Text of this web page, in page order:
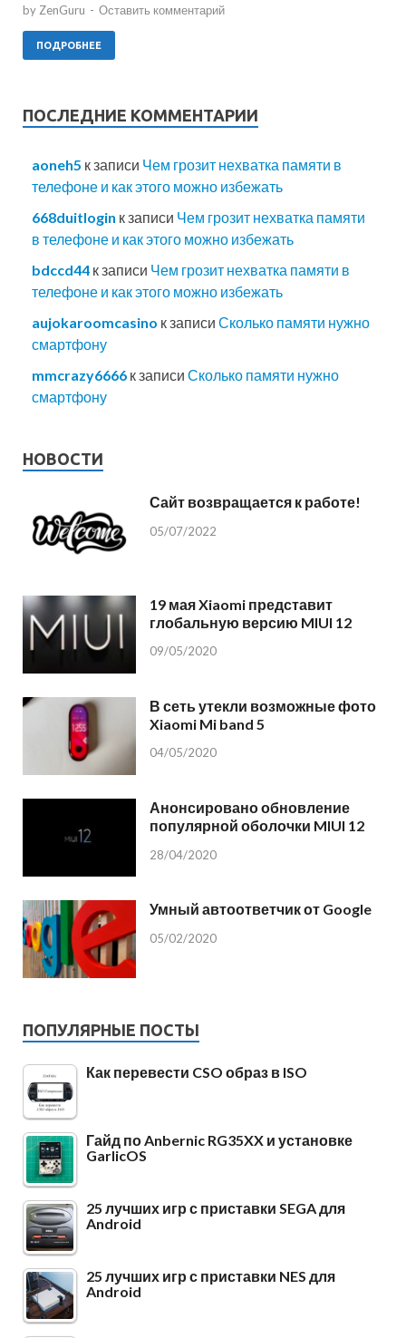
byZenGuru - Оставить комментарий
ПОДРОБНЕЕ
ПОСЛЕДНИЕ КОММЕНТАРИИ
aoneh5 к записи Чем грозит нехватка памяти в
телефоне и как этого можно избежать
668duitlogin к записи Чем грозит нехватка памяти
в телефоне и как этого можно избежать
bdccd44 к записи Чем грозит нехватка памяти в
телефоне и как этого можно избежать
aujokaroomcasino к записи Сколько памяти нужно
смартфону
mmcrazy6666 к записи Сколько памяти нужно
смартфону
НОВОСТИ
Сайт возвращается к работе!
05/07/2022
19 мая Xiaomi представит
глобальную версию MIUI 12
09/05/2020
В сеть утекли возможные фото
Xiaomi Mi band 5
04/05/2020
Анонсировано обновление
популярной оболочки MIUI 12
28/04/2020
Умный автоответчик от Google
05/02/2020
ПОПУЛЯРНЫЕ ПОСТЫ
Как перевести CSO образ в ISO
Гайд по Anbernic RG35XX и установке
GarlicOS
25 лучших игр с приставки SEGA для
Android
25 лучших игр с приставки NES для
Android